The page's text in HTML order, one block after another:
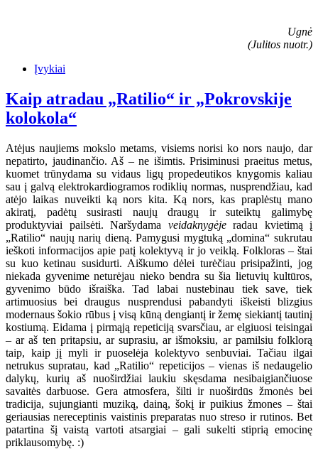
Ugnė
(Julitos nuotr.)
Įvykiai
Kaip atradau „Ratilio“ ir „Pokrovskije
kolokola“
Atėjus naujiems mokslo metams, visiems norisi ko nors naujo, dar
nepatirto, jaudinančio. Aš – ne išimtis. Prisiminusi praeitus metus,
kuomet trūnydama su vidaus ligų propedeutikos knygomis kaliau
sau į galvą elektrokardiogramos rodiklių normas, nusprendžiau, kad
atėjo laikas nuveikti ką nors kita. Ką nors, kas praplėstų mano
akiratį, padėtų susirasti naujų draugų ir suteiktų galimybę
produktyviai pailsėti. Naršydama veidaknygėjeradau kvietimą į
„Ratilio“ naujų narių dieną. Pamygusi mygtuką „domina“ sukrutau
ieškoti informacijos apie patį kolektyvą ir jo veiklą. Folkloras – štai
su kuo ketinau susidurti. Aiškumo dėlei turėčiau prisipažinti, jog
niekada gyvenime neturėjau nieko bendra su šia lietuvių kultūros,
gyvenimo būdo išraiška. Tad labai nustebinau tiek save, tiek
artimuosius bei draugus nusprendusi pabandyti iškeisti blizgius
modernaus šokio rūbus į visą kūną dengiantį ir žemę siekiantį tautinį
kostiumą. Eidama į pirmąją repeticiją svarsčiau, ar elgiuosi teisingai
– ar aš ten pritapsiu, ar suprasiu, ar išmoksiu, ar pamilsiu folklorą
taip, kaip jį myli ir puoselėja kolektyvo senbuviai. Tačiau ilgai
netrukus supratau, kad „Ratilio“ repeticijos – vienas iš nedaugelio
dalykų, kurių aš nuoširdžiai laukiu skęsdama nesibaigiančiuose
savaitės darbuose. Gera atmosfera, šilti ir nuoširdūs žmonės bei
tradicija, sujungianti muziką, dainą, šokį ir puikius žmones – štai
geriausias nereceptinis vaistinis preparatas nuo streso ir rutinos. Bet
patartina šį vaistą vartoti atsargiai – gali sukelti stiprią emocinę
priklausomybę. :)